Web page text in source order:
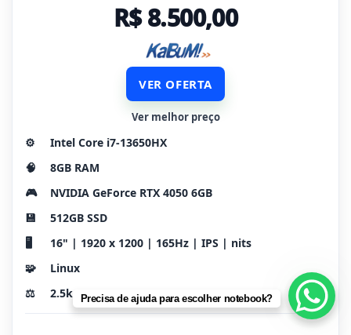
R$ 8.500,00
VER OFERTA
Ver melhor preço
⚙️
Intel Core i7-13650HX
🧠
8GB RAM
🎮
NVIDIA GeForce RTX 4050 6GB
💾
512GB SSD
🖥️
16" | 1920 x 1200 | 165Hz | IPS | nits
🧩
Linux
⚖️
2.5kg Precisa de ajuda para escolher notebook?